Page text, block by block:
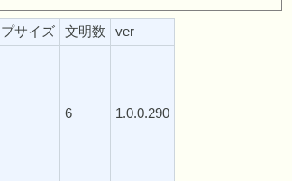
サイズ 文明数 ver
6 1.0.0.290